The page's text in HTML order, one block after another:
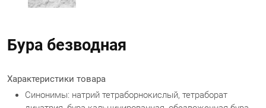
Бура безводная
Характеристики товара
Синонимы: натрий тетраборнокислый, тетраборат